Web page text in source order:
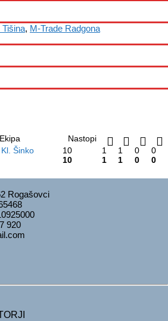
Tišina, M-Trade Radgona
Ekipa
Nastopi
Šinko 10 1 1 0
0
10 1 1 0 0
Rogašovci
920